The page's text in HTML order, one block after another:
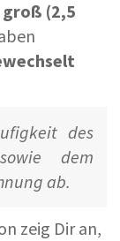
(2,5
des
dem
ab.
zeig Dir an,